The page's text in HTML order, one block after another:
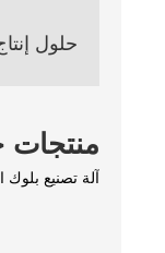
حلول
منتجات
آلة تصنيع بلوك